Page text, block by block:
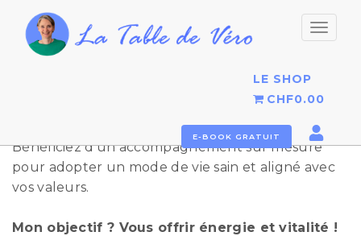
LE SHOP
CHF0.00
E-BOOK GRATUIT
Transformez vos habitudes pour un nouveau
Bénéficiez d’un accompagnement sur mesure
pour adopter un mode de vie sain et aligné avec
vos valeurs.
Mon objectif ? Vous offrir énergie et vitalité !